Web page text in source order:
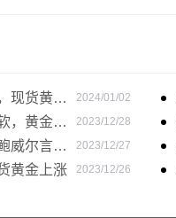
现货黄金
2024/01/02
，黄金维
2023/12/28
威尔言论
2023/12/27
黄金上涨 2023/12/26